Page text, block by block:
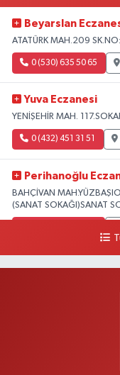
Beyarslan
ATATÜRK MAH.209
0 (530) 635 50 65
Yuva Eczanesi
YENİŞEHİR MAH.
0 (432) 451 31 51
Perihanoğlu
BAHÇİVAN
(SANAT SOKAĞI)SANAT
BEYAZIT MAH.ZEYLAN